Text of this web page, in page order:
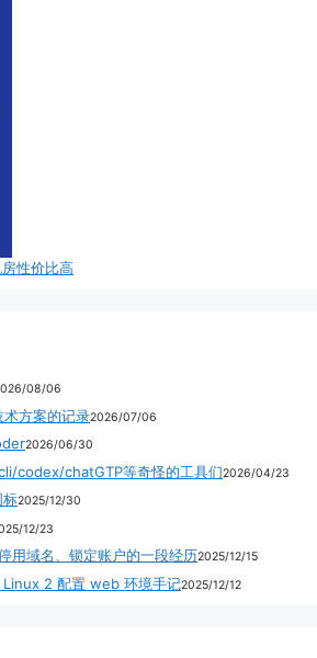
性价比高
08/06
术方案的记录2026/07/06
2026/06/30
codex/chatGTP等奇怪的工具们2026/04/23
标2025/12/30
12/23
用域名、锁定账户的一段经历2025/12/15
2 配置 web 环境手记2025/12/12